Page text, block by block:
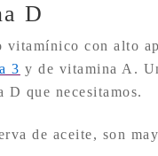
D
vitamínico con alto
3 y de vitamina A.
D que necesitamos.
de aceite, son